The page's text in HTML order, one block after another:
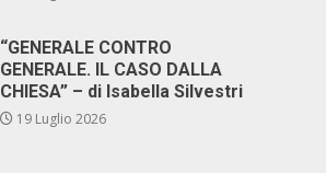
“GENERALE CONTRO
GENERALE. IL CASO DALLA
CHIESA” – di Isabella Silvestri
19 Luglio 2026